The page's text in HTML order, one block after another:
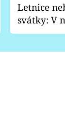
Letnice
svátky: V
pondělí